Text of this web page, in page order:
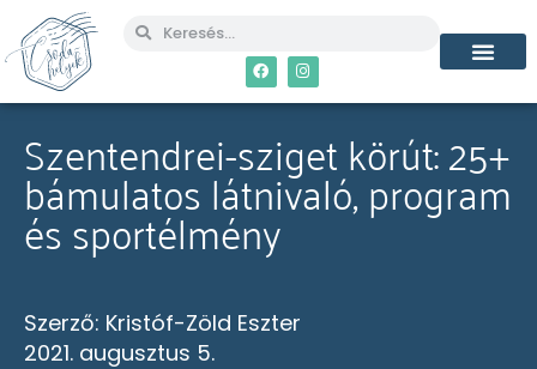
Szentendrei-sziget körút: 25+
bámulatos látnivaló, program
és sportélmény
Szerző: Kristóf-Zöld Eszter
2021. augusztus 5.